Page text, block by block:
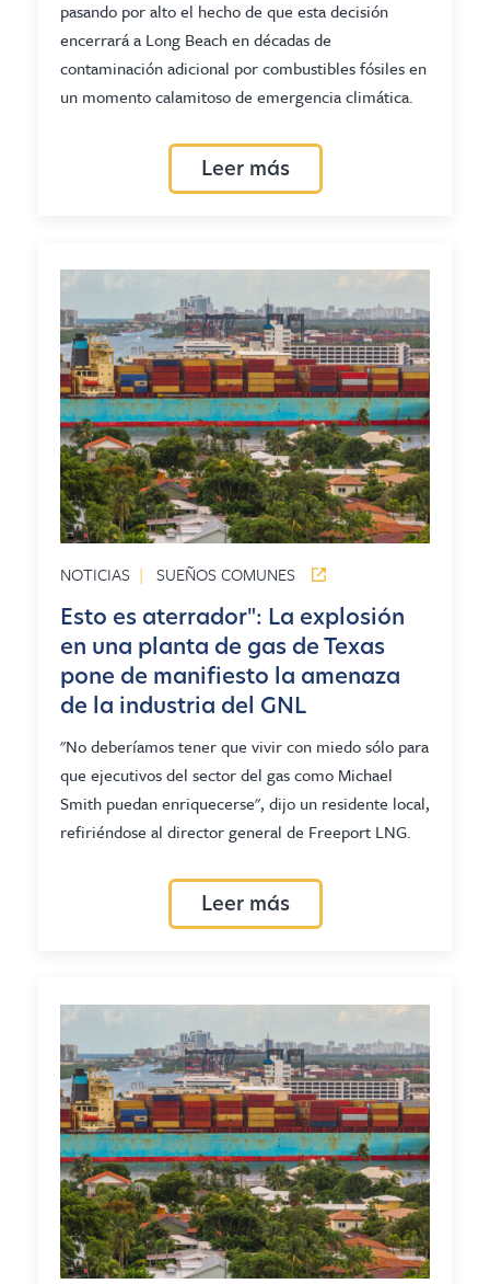
pasando por alto el hecho de que esta decisión
encerrará a Long Beach en décadas de
contaminación adicional por combustibles fósiles en
un momento calamitoso de emergencia climática.
Leer más
NOTICIAS | SUEÑOS COMUNES
Esto es aterrador": La explosión
en una planta de gas de Texas
pone de manifiesto la amenaza
de la industria del GNL
"No deberíamos tener que vivir con miedo sólo para
que ejecutivos del sector del gas como Michael
Smith puedan enriquecerse", dijo un residente local,
refiriéndose al director general de Freeport LNG.
Leer más